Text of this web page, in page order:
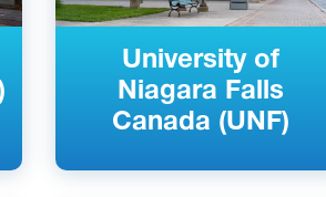
University of
Niagara Falls
Canada (UNF)